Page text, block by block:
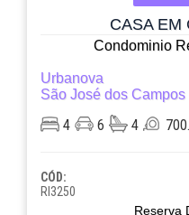
CASA EM
Condominio
Urbanova
São José dos Campos
4 6 4
CÓD:
RI3250
Reserva